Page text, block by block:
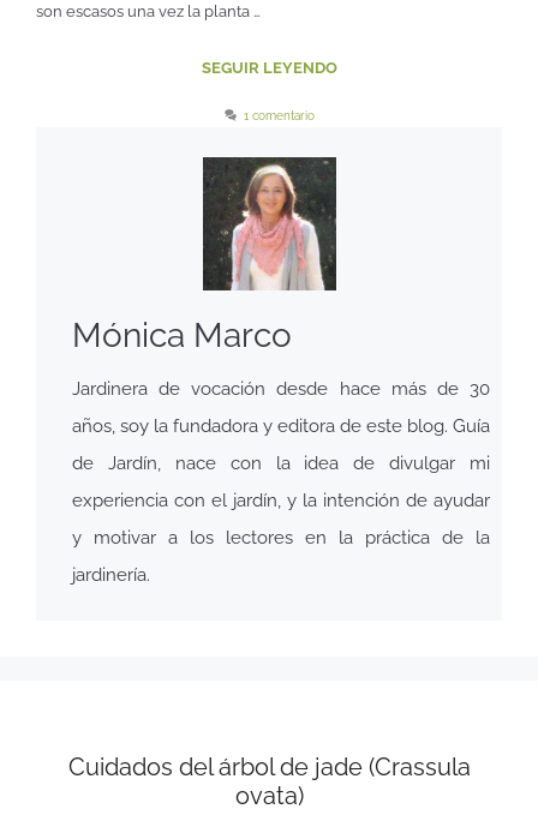
son escasos una vez la planta …
SEGUIR LEYENDO
1 comentario
Mónica Marco
Jardinera de vocación desde hace más de 30
años, soy la fundadora y editora de este blog. Guía
de Jardín, nace con la idea de divulgar mi
experiencia con el jardín, y la intención de ayudar
y motivar a los lectores en la práctica de la
jardinería.
Cuidados del árbol de jade (Crassula
ovata)